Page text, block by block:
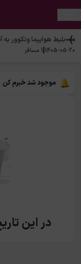
بلیط هواپیماونکوور به
1405-05-20
|
1 مسافر
موجود شد خبرم کن
در این